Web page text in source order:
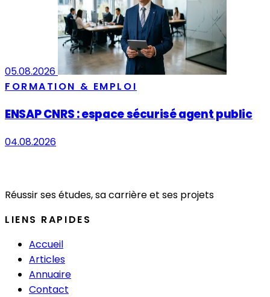
05.08.2026
FORMATION & EMPLOI
ENSAP CNRS : espace sécurisé agent public
04.08.2026
Réussir ses études, sa carrière et ses projets
LIENS RAPIDES
Accueil
Articles
Annuaire
Contact